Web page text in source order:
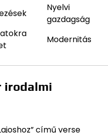
Nyelvi
gazdagság
Modernitás
irodalmi
című verse